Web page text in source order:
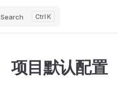
Search K
项目默认配置